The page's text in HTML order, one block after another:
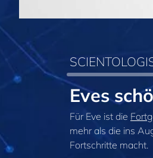
Eves
Für Eve ist die
mehr als die ins
Fortschritte macht.